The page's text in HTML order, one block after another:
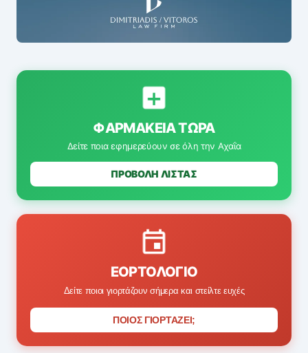
ΦΑΡΜΑΚΕΊΑ ΤΏΡΑ
Δείτε ποια εφημερεύουν σε όλη την Αχαΐα
ΠΡΟΒΟΛΗ ΛΙΣΤΑΣ
ΕΟΡΤΟΛΌΓΙΟ
Δείτε ποιοι γιορτάζουν σήμερα και στείλτε ευχές
ΠΟΙΟΣ ΓΙΟΡΤΑΖΕΙ;